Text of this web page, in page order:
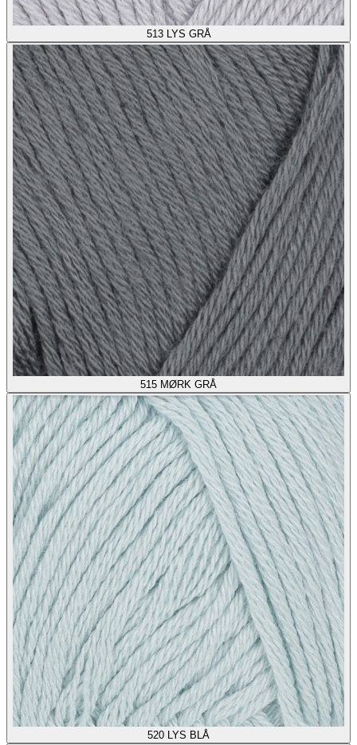
513 LYS GRÅ
515 MØRK GRÅ
520 LYS BLÅ